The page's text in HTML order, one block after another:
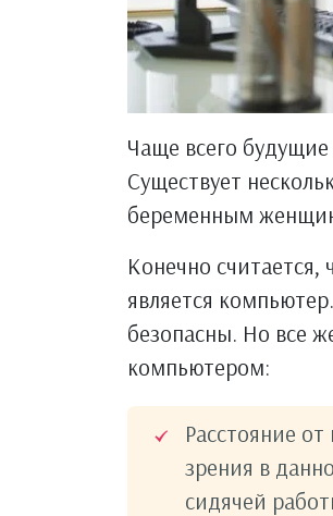
Чаще всего
Существует
беременным
Конечно
является
безопасны. Но все
компьютером:
Расстояние
зрения в
сидячей